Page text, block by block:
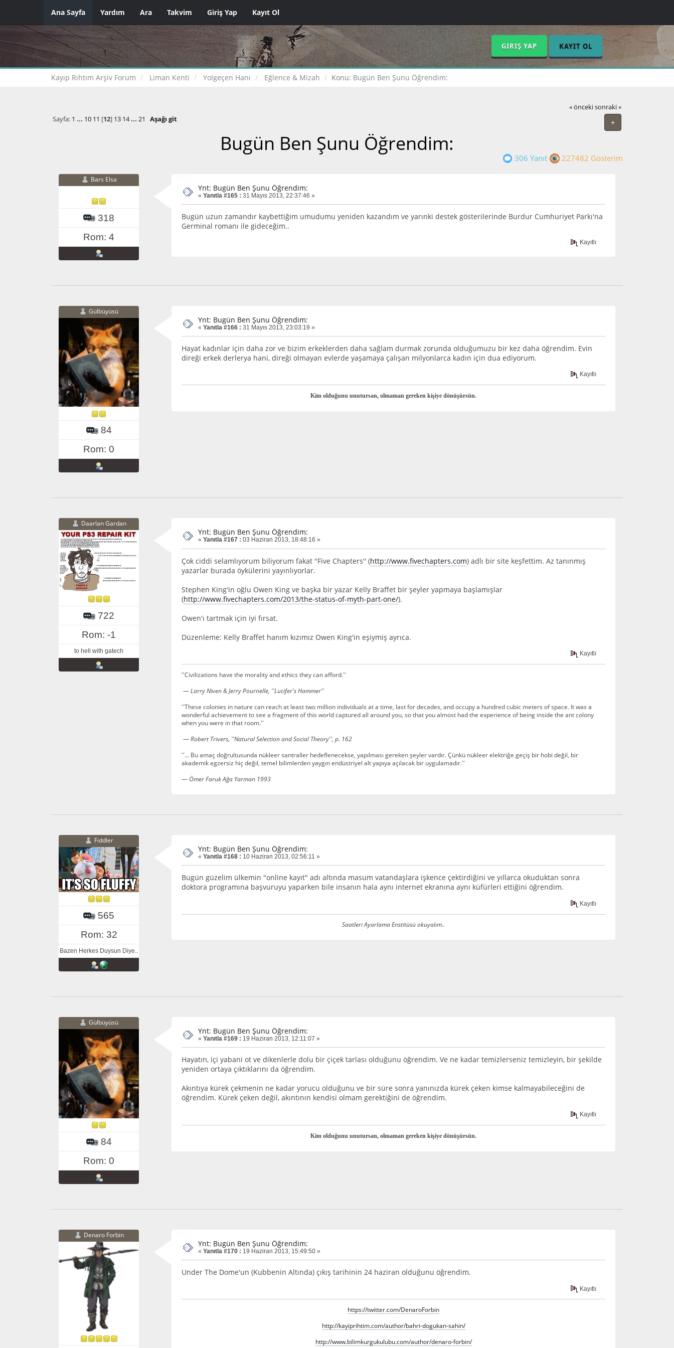
Ana Sayfa Yardım Ara Takvim Giriş Yap Kayıt Ol
GIRIŞ YAP KAYIT OL
Kayıp Rıhtım Arşiv Forum Liman Kenti Yolgeçen Hanı Eğlence & Mizah Konu: Bugün Ben Şunu Öğrendim:
« önceki sonraki »
+
Sayfa: 1 ... 10 11 [12] 13 14 ... 21 Aşağı git
Bugün Ben Şunu Öğrendim:
306 Yanıt 227482 Gösterim
Bars Elsa
318
Rom: 4
Ynt: Bugün Ben Şunu Öğrendim:
« Yanıtla #165 : 31 Mayıs 2013, 22:37:46 »
Bugün uzun zamandır kaybettiğim umudumu yeniden kazandım ve yarınki destek gösterilerinde Burdur Cumhuriyet Parkı'na
Germinal romanı ile gideceğim..
Kayıtlı
Gülbüyüsü
84
Rom: 0
Ynt: Bugün Ben Şunu Öğrendim:
« Yanıtla #166 : 31 Mayıs 2013, 23:03:19 »
Hayat kadınlar için daha zor ve bizim erkeklerden daha sağlam durmak zorunda olduğumuzu bir kez daha öğrendim. Evin
direği erkek derlerya hani, direği olmayan evlerde yaşamaya çalışan milyonlarca kadın için dua ediyorum.
Kayıtlı
Kim olduğunu unutursan, olmaman gereken kişiye dönüşürsün.
Daarlan Gardan
722
Rom: -1
to hell with gatech
Ynt: Bugün Ben Şunu Öğrendim:
« Yanıtla #167 : 03 Haziran 2013, 18:48:16 »
Çok ciddi selamlıyorum biliyorum fakat ''Five Chapters'' (http://www.fivechapters.com) adlı bir site keşfettim. Az tanınmış
yazarlar burada öykülerini yayınlıyorlar.
Stephen King'in oğlu Owen King ve başka bir yazar Kelly Braffet bir şeyler yapmaya başlamışlar
(http://www.fivechapters.com/2013/the-status-of-myth-part-one/).
Owen'ı tartmak için iyi fırsat.
Düzenleme: Kelly Braffet hanım kızımız Owen King'in eşiymiş ayrıca.
Kayıtlı
''Civilizations have the morality and ethics they can afford.''
—Larry Niven & Jerry Pournelle, ''Lucifer's Hammer''
''These colonies in nature can reach at least two million individuals at a time, last for decades, and occupy a hundred cubic meters of space. It was a
wonderful achievement to see a fragment of this world captured all around you, so that you almost had the experience of being inside the ant colony
when you were in that room.''
—Robert Trivers, ''Natural Selection and Social Theory'', p. 162
''... Bu amaç doğrultusunda nükleer santraller hedeflenecekse, yapılması gereken şeyler vardır. Çünkü nükleer elektriğe geçiş bir hobi değil, bir
akademik egzersiz hiç değil, temel bilimlerden yaygın endüstriyel alt yapıya açılacak bir uygulamadır.''
— Ömer Faruk Ağa Yarman 1993
Fiddler
565
Rom: 32
Bazen Herkes Duysun Diye..
Ynt: Bugün Ben Şunu Öğrendim:
« Yanıtla #168 : 10 Haziran 2013, 02:56:11 »
Bugün güzelim ülkemin "online kayıt" adı altında masum vatandaşlara işkence çektirdiğini ve yıllarca okuduktan sonra
doktora programına başvuruyu yaparken bile insanın hala aynı internet ekranına aynı küfürleri ettiğini öğrendim.
Kayıtlı
Saatleri Ayarlama Enstitüsü okuyalım..
Gülbüyüsü
84
Rom: 0
Ynt: Bugün Ben Şunu Öğrendim:
« Yanıtla #169 : 19 Haziran 2013, 12:11:07 »
Hayatın, içi yabani ot ve dikenlerle dolu bir çiçek tarlası olduğunu öğrendim. Ve ne kadar temizlerseniz temizleyin, bir şekilde
yeniden ortaya çıktıklarını da öğrendim.
Akıntıya kürek çekmenin ne kadar yorucu olduğunu ve bir süre sonra yanınızda kürek çeken kimse kalmayabileceğini de
öğrendim. Kürek çeken değil, akıntının kendisi olmam gerektiğini de öğrendim.
Kayıtlı
Kim olduğunu unutursan, olmaman gereken kişiye dönüşürsün.
Denaro Forbin
Ynt: Bugün Ben Şunu Öğrendim:
« Yanıtla #170 : 19 Haziran 2013, 15:49:50 »
Under The Dome'un (Kubbenin Altında) çıkış tarihinin 24 haziran olduğunu öğrendim.
Kayıtlı
https://twitter.com/DenaroForbin
http://kayiprihtim.com/author/bahri-dogukan-sahin/
http://www.bilimkurgukulubu.com/author/denaro-forbin/